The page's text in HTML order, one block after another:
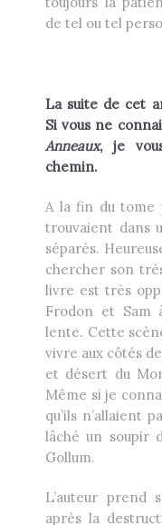
de tel ou tel
La suite de cet
Si vous ne
Anneaux, je
chemin.
A la fin du tome
trouvaient dans
séparés.
chercher son
livre est très
Frodon et Sam
lente. Cette
vivre aux côtés
et désert du
Même si je
qu’ils n’allaient
lâché un soupir
Gollum.
L’auteur
après la